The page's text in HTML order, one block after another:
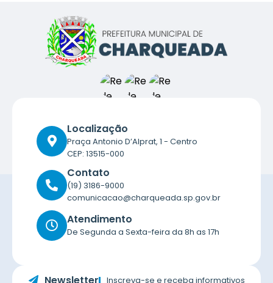
Localização
Praça Antonio D’Alprat, 1 - Centro
CEP: 13515-000
Contato
(19) 3186-9000
comunicacao@charqueada.sp.gov.br
Atendimento
De Segunda a Sexta-feira da 8h as 17h
Inscreva-se e receba informativos